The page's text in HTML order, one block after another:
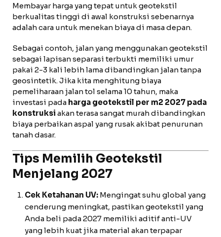
Membayar harga yang tepat untuk geotekstil
berkualitas tinggi di awal konstruksi sebenarnya
adalah cara untuk menekan biaya di masa depan.
Sebagai contoh, jalan yang menggunakan geotekstil
sebagai lapisan separasi terbukti memiliki umur
pakai 2-3 kali lebih lama dibandingkan jalan tanpa
geosintetik. Jika kita menghitung biaya
pemeliharaan jalan tol selama 10 tahun, maka
investasi pada harga geotekstil per m2 2027 pada
konstruksi akan terasa sangat murah dibandingkan
biaya perbaikan aspal yang rusak akibat penurunan
tanah dasar.
Tips Memilih Geotekstil
Menjelang 2027
Cek Ketahanan UV: Mengingat suhu global yang
cenderung meningkat, pastikan geotekstil yang
Anda beli pada 2027 memiliki aditif anti-UV
yang lebih kuat jika material akan terpapar